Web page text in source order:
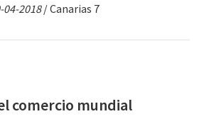
04-2018/ Canarias 7
comercio mundial